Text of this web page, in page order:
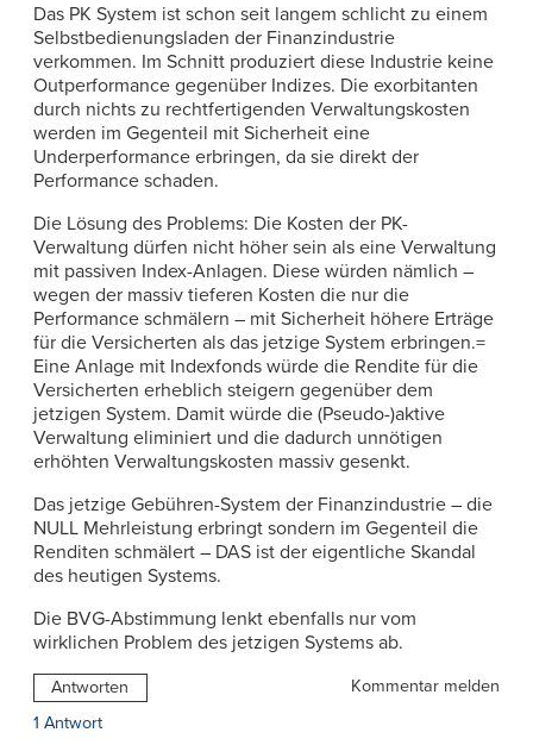
Das PK System ist schon seit langem schlicht zu einem
Selbstbedienungsladen der Finanzindustrie
verkommen. Im Schnitt produziert diese Industrie keine
Outperformance gegenüber Indizes. Die exorbitanten
durch nichts zu rechtfertigenden Verwaltungskosten
werden im Gegenteil mit Sicherheit eine
Underperformance erbringen, da sie direkt der
Performance schaden.
Die Lösung des Problems: Die Kosten der PK-
Verwaltung dürfen nicht höher sein als eine Verwaltung
mit passiven Index-Anlagen. Diese würden nämlich –
wegen der massiv tieferen Kosten die nur die
Performance schmälern – mit Sicherheit höhere Erträge
für die Versicherten als das jetzige System erbringen.=
Eine Anlage mit Indexfonds würde die Rendite für die
Versicherten erheblich steigern gegenüber dem
jetzigen System. Damit würde die (Pseudo-)aktive
Verwaltung eliminiert und die dadurch unnötigen
erhöhten Verwaltungskosten massiv gesenkt.
Das jetzige Gebühren-System der Finanzindustrie – die
NULL Mehrleistung erbringt sondern im Gegenteil die
Renditen schmälert – DAS ist der eigentliche Skandal
des heutigen Systems.
Die BVG-Abstimmung lenkt ebenfalls nur vom
wirklichen Problem des jetzigen Systems ab.
Antworten
Kommentar melden
1 Antwort